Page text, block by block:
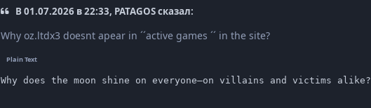
В 01.07.2026 в 22:33, PATAGOS сказал:
Why oz.ltdx3 doesnt apear in ´´active games ´´ in the site?
Why does the moon shine on everyone—on villains and victims alike?